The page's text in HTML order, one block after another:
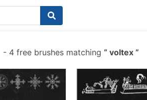
- 4 free brushes matching voltex